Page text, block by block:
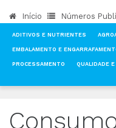
Início Números
ADITIVOS E NUTRIENTES
EMBALAMENTO E
PROCESSAMENTO QUALIDADE